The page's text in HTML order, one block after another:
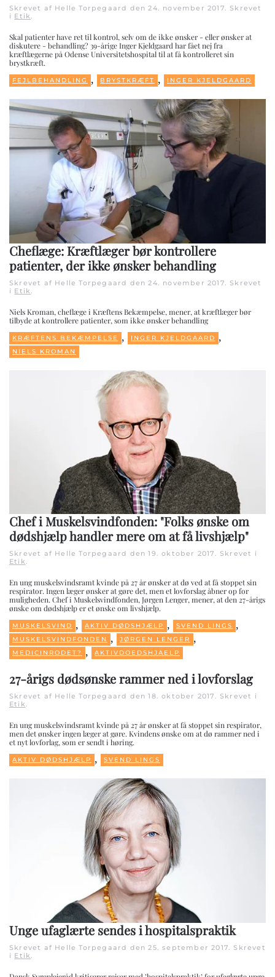
Skrevet af Helle Torpegaard den24. november 2017. Skrevet
i Etik.
Skal patienter have ret til kontrol, selv om de ikke ønsker - eller ønsker at
diskutere - behandling? 39-årige Inger Kjeldgaard har fået nej fra
kræftlægerne på Odense Universitetshospital til at få kontrolleret sin
brystkræft.
FEJLBEHANDLING , BRYSTKRÆFT , INGER KJELDGAARD
Cheflæge: Kræftlæger bør kontrollere
patienter, der ikke ønsker behandling
Skrevet af Helle Torpegaard den24. november 2017 . Skrevet
i Etik
Niels Kroman, cheflæge i Kræftens Bekæmpelse, mener, at kræftlæger bør
tilbyde at kontrollere patienter, som ikke ønsker behandling
KRÆFTENS BEKÆMPELSE , INGER KJELDGAARD ,
NIELS KROMAN
Chef i Muskelsvindfonden: "Folks ønske om
dødshjælp handler mere om at få livshjælp"
Skrevet af Helle Torpegaard den19. oktober 2017. Skrevet i
Etik.
En ung muskelsvindsramt kvinde på 27 år ønsker at dø ved at få stoppet sin
respirator. Ingen læger ønsker at gøre det, men et lovforslag åbner op for
muligheden. Chef i Muskelsvindfonden, Jørgen Lenger, mener, at den 27-årigs
ønske om dødshjælp er et ønske om livshjælp.
MUSKELSVIND , AKTIV DØDSHJÆLP , SVEND LINGS ,
MUSKELSVINDFONDEN , JØRGEN LENGER ,
MEDICINRODET? , AKTIVDOEDSHJAELP
27-årigs dødsønske rammer ned i lovforslag
Skrevet af Helle Torpegaard den18. oktober 2017. Skrevet i
Etik.
En ung muskelsvindsramt kvinde på 27 år ønsker at få stoppet sin respirator,
men det ønsker ingen læger at gøre. Kvindens ønske om at dø rammer ned i
et nyt lovforlag, som er sendt i høring.
AKTIV DØDSHJÆLP , SVEND LINGS
Unge ufaglærte sendes i hospitalspraktik
Skrevet af Helle Torpegaard den25. september 2017. Skrevet
i Etik.